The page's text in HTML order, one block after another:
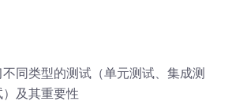
同类型的测试（单元测试、集成测
及其重要性